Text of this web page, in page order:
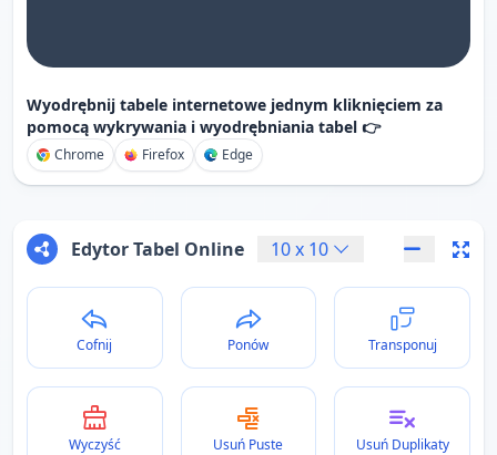
Wyodrębnij tabele internetowe jednym kliknięciem za
pomocą wykrywania i wyodrębniania tabel 👉
Chrome Firefox Edge
Edytor Tabel Online 10x 10
Cofnij Ponów Transponuj
Wyczyść Usuń Puste Usuń Duplikaty